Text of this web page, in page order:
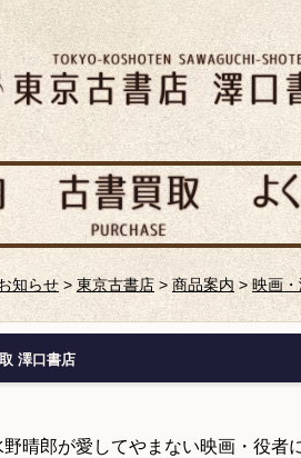
知らせ >東京古書店> 商品案内>映画
澤口書店
晴郎が愛してやまない映画・役者